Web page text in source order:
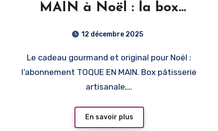
MAIN à Noël : la box
maison
12 décembre 2025
Le cadeau gourmand et original pour Noël :
l’abonnement TOQUE EN MAIN. Box pâtisserie
artisanale,…
En savoir plus